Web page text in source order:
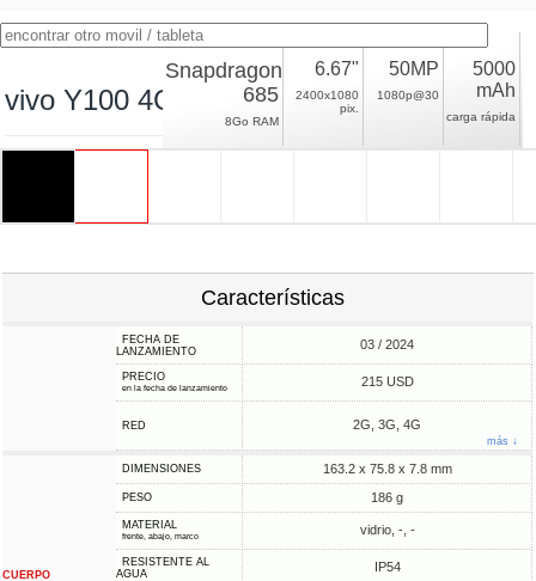
vivo Y100 4G
Snapdragon
685
8Go RAM
6.67"
2400x1080
pix.
50MP
1080p@30
5000
mAh
carga rápida
Características
FECHA DE
LANZAMIENTO
03 / 2024
PRECIO
en la fecha de lanzamiento 215 USD
RED 2G, 3G, 4G
más ↓
CUERPO
DIMENSIONES 163.2 x 75.8 x 7.8 mm
PESO 186 g
MATERIAL
frente, abajo, marco vidrio, -, -
RESISTENTE AL
AGUA
IP54